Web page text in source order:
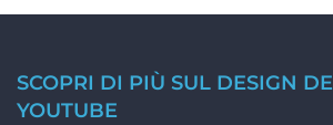
SCOPRI DI PIÙ SUL DESIGN
YOUTUBE